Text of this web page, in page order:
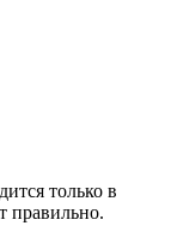
только в
правильно.